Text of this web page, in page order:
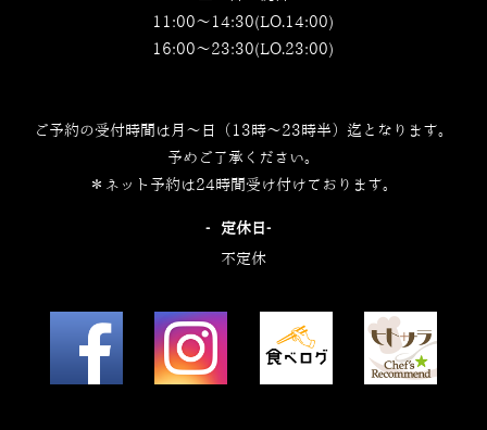
11:00～14:30(LO.14:00)
16:00～23:30(LO.23:00)
ご予約の受付時間は月～日（13時～23時半）迄となります。
予めご了承ください。
＊ネット予約は24時間受け付けております。
‐定休日‐
不定休